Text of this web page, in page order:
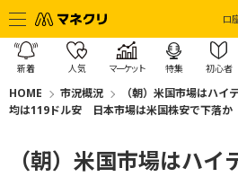
口
新着 人気 マーケット 特集 初心者
HOME 市況概況
（朝）米国市場はハ
均は119ドル安 日本市場は米国株安で下落か
（朝）米国市場はハ